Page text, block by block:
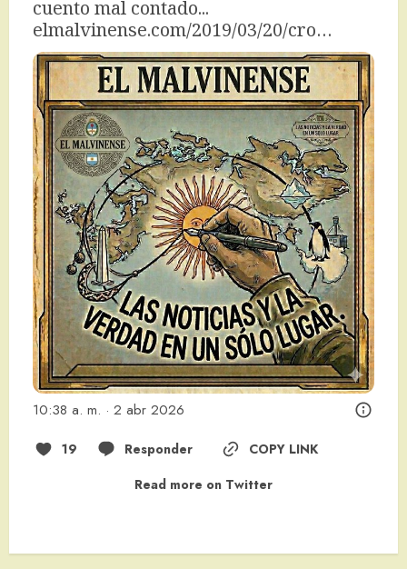
elmalvinense.com/2019/03/20/cro…
10:38 a. m. · 2 abr 2026
19 Responder
COPY LINK
Read more on Twitter